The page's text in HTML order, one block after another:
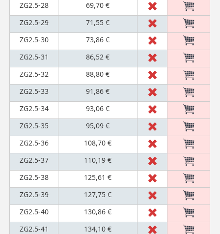
ZG2.5-28
69,70 €
ZG2.5-29
71,55 €
ZG2.5-30
73,86 €
ZG2.5-31
86,52 €
ZG2.5-32
88,80 €
ZG2.5-33
91,86 €
ZG2.5-34
93,06 €
ZG2.5-35
95,09 €
ZG2.5-36
108,70 €
ZG2.5-37
110,19 €
ZG2.5-38
125,61 €
ZG2.5-39
127,75 €
ZG2.5-40
130,86 €
ZG2.5-41
134,10 €